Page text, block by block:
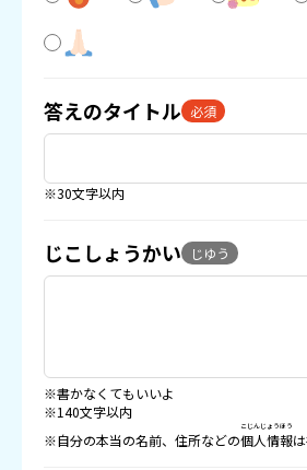
答えのタイトル 必須
※30文字以内
じこしょうかい じゆう
※書かなくてもいいよ
※140文字以内
※自分の本当の名前、住所などの個人情報
こじんじょうほう